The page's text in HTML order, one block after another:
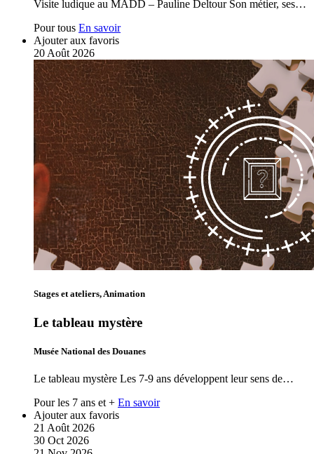
Visite ludique au MADD – Pauline Deltour Son métier, ses…
Pour tous En savoir
Ajouter aux favoris
20 Août 2026
Stages et ateliers, Animation
Le tableau mystère
Musée National des Douanes
Le tableau mystère Les 7-9 ans développent leur sens de…
Pour les 7 ans et + En savoir
Ajouter aux favoris
21 Août 2026
30 Oct 2026